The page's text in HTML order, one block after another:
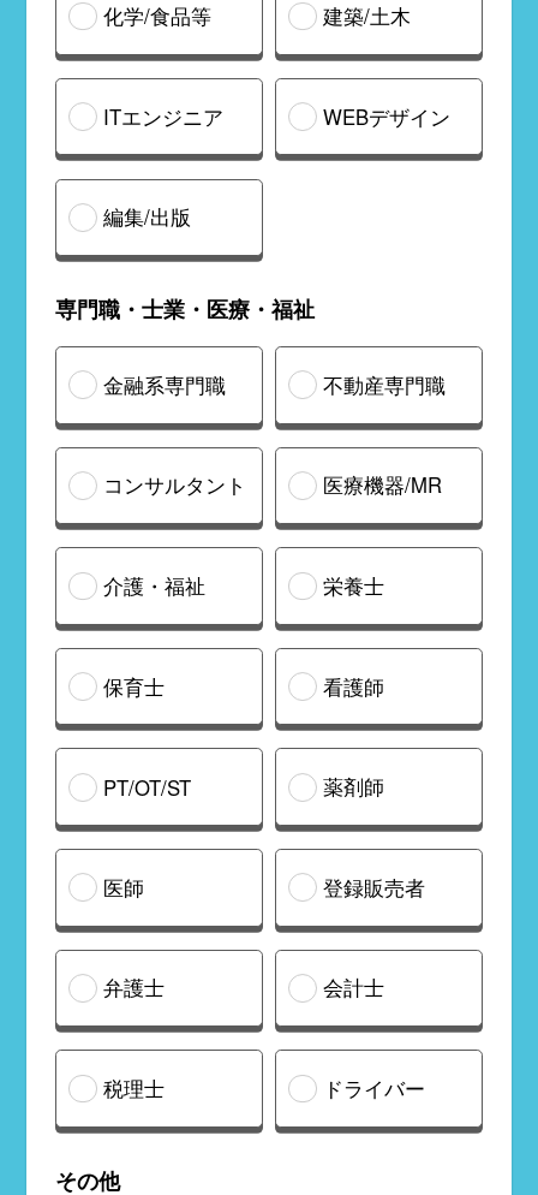
化学/食品等 建築/土木
ITエンジニア WEBデザイン
編集/出版
専門職・士業・医療・福祉
金融系専門職 不動産専門職
コンサルタント 医療機器/MR
介護・福祉 栄養士
保育士 看護師
PT/OT/ST 薬剤師
医師 登録販売者
弁護士 会計士
税理士 ドライバー
その他